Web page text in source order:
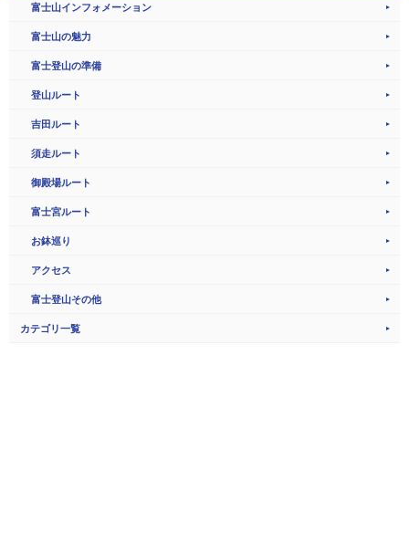
富士山インフォメーション
富士山の魅力
富士登山の準備
登山ルート
吉田ルート
須走ルート
御殿場ルート
富士宮ルート
お鉢巡り
アクセス
富士登山その他
カテゴリ一覧